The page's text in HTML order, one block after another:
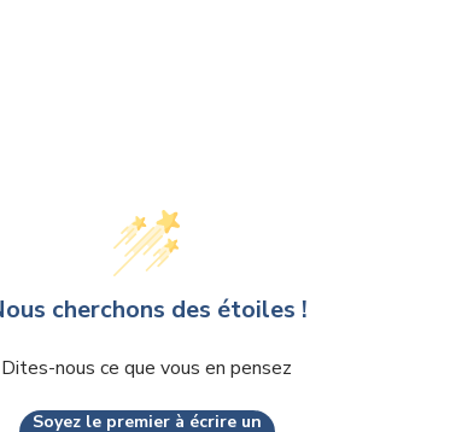
cherchons des étoiles !
Dites-nous ce que vous en pensez
Soyez le premier à écrire un